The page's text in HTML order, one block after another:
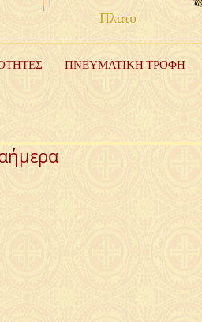
Πλατύ
ΠΝΕΥΜΑΤΙΚΗ ΤΡΟΦΗ